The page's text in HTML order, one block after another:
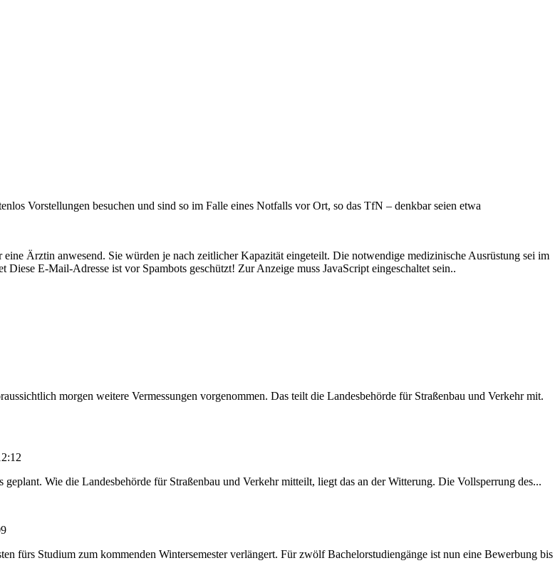
Vorstellungen besuchen und sind so im Falle eines Notfalls vor Ort, so das TfN – denkbar seien etwa
Ärztin anwesend. Sie würden je nach zeitlicher Kapazität eingeteilt. Die notwendige medizinische Ausrüstung sei im
Diese E-Mail-Adresse ist vor Spambots geschützt! Zur Anzeige muss JavaScript eingeschaltet sein..
morgen weitere Vermessungen vorgenommen. Das teilt die Landesbehörde für Straßenbau und Verkehr mit.
Wie die Landesbehörde für Straßenbau und Verkehr mitteilt, liegt das an der Witterung. Die Vollsperrung des...
fürs Studium zum kommenden Wintersemester verlängert. Für zwölf Bachelorstudiengänge ist nun eine Bewerbung bis